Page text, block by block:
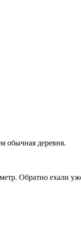
обычная деревня.
Обратно ехали